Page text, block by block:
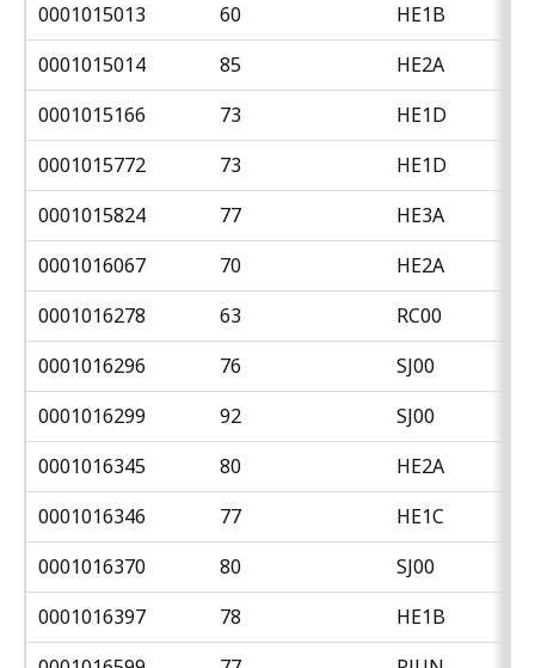
0001015013
60
HE1B
0001015014
85
HE2A
0001015166
73
HE1D
0001015772
73
HE1D
0001015824
77
HE3A
0001016067
70
HE2A
0001016278
63
RC00
0001016296
76
SJ00
0001016299
92
SJ00
0001016345
80
HE2A
0001016346
77
HE1C
0001016370
80
SJ00
0001016397
78
HE1B